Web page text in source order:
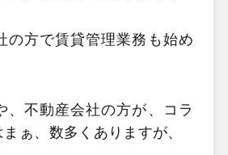
の方で賃貸管理業務も始め
、不動産会社の方が、コラ
ぁ、数多くありますが、